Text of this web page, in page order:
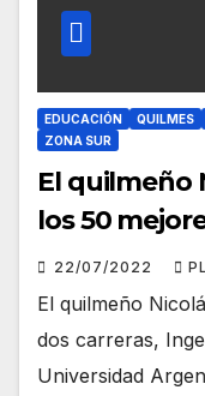
EDUCACIÓN QUILMES
ZONA SUR
El quilmeño
los 50
22/07/2022
El quilmeño
dos carreras,
Universidad